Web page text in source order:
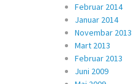
Februar 2014
Januar 2014
Novembar 2013
Mart 2013
Februar 2013
Juni 2009